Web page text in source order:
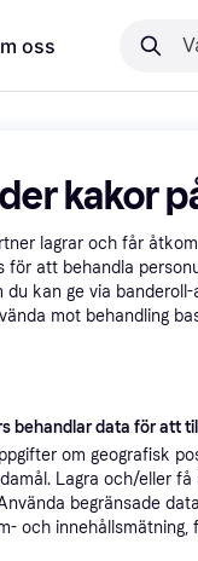
oss
Muff, 22, koppar
kakor
lagrar och får
för att behandla
kan ge via
mot behandling
behandlar data för att
om geografisk
Lagra och/eller
begränsade
och